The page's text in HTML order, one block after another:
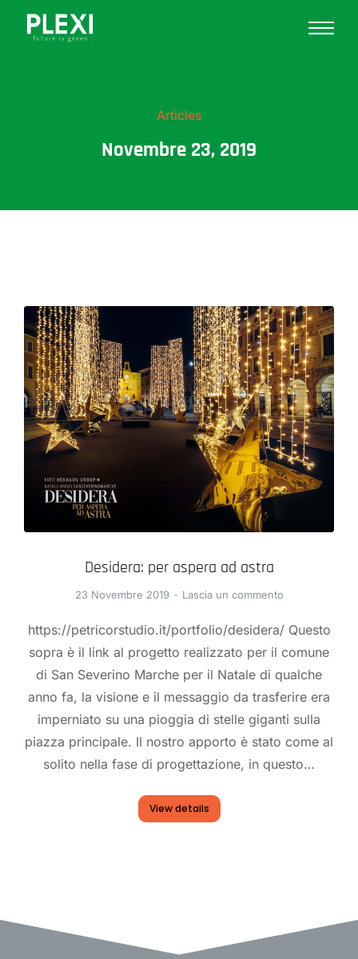
Articles
Novembre 23, 2019
Desidera: per aspera ad astra
23 Novembre 2019 Lascia un commento
https://petricorstudio.it/portfolio/desidera/ Questo
sopra è il link al progetto realizzato per il comune
di San Severino Marche per il Natale di qualche
anno fa, la visione e il messaggio da trasferire era
imperniato su una pioggia di stelle giganti sulla
piazza principale. Il nostro apporto è stato come al
solito nella fase di progettazione, in questo…
View details